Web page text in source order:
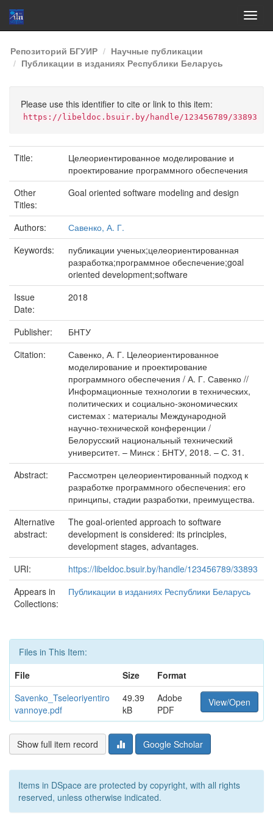
Skip
navigation
Репозиторий БГУИР
Научные публикации
Публикации в изданиях Республики Беларусь
Please use this identifier to cite or link to this item:
https://libeldoc.bsuir.by/handle/123456789/33893
Title:
Целеориентированное моделирование и
проектирование программного обеспечения
Other
Titles:
Goal oriented software modeling and design
Authors:
Савенко, А. Г.
Keywords:
публикации ученых;целеориентированная
разработка;программное обеспечение;goal
oriented development;software
Issue
Date:
2018
Publisher:
БНТУ
Citation:
Савенко, А. Г. Целеориентированное
моделирование и проектирование
программного обеспечения / А. Г. Савенко //
Информационные технологии в технических,
политических и социально-экономических
системах : материалы Международной
научно-технической конференции /
Белорусский национальный технический
университет. – Минск : БНТУ, 2018. – С. 31.
Abstract:
Рассмотрен целеориентированный подход к
разработке программного обеспечения: его
принципы, стадии разработки, преимущества.
Alternative
abstract:
The goal-oriented approach to software
development is considered: its principles,
development stages, advantages.
URI:
https://libeldoc.bsuir.by/handle/123456789/33893
Appears in
Collections:
Публикации в изданиях Республики Беларусь
Files in This Item:
File
Size
Format
Savenko_Tseleoriyentiro
vannoye.pdf
49.39
kB
Adobe
PDF
View/Open
Show full item record Google Scholar
Items in DSpace are protected by copyright, with all rights
reserved, unless otherwise indicated.